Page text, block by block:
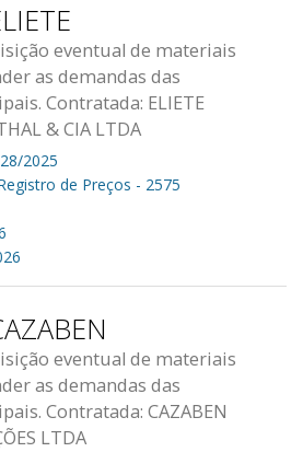
eventual de materiais
as demandas das
Contratada: ELIETE
& CIA LTDA
2025
de Preços - 2575
eventual de materiais
as demandas das
Contratada: CAZABEN
LTDA